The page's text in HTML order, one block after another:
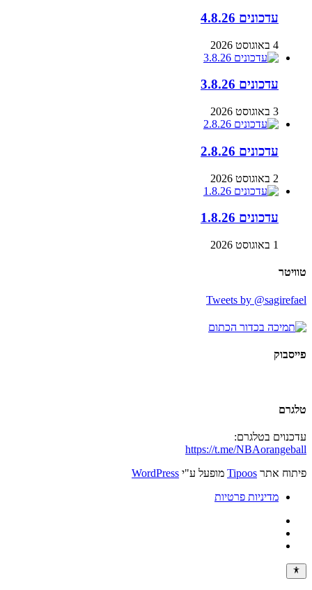
עדכונים 4.8.26
4 באוגוסט 2026
עדכונים 3.8.26
3 באוגוסט 2026
עדכונים 2.8.26
2 באוגוסט 2026
עדכונים 1.8.26
1 באוגוסט 2026
טוויטר
Tweets by @sagirefael
פייסבוק
טלגרם
עדכנוים בטלגרם:
https://t.me/NBAorangeball
פיתוח אתר Tipoos מופעל ע"י WordPress
מדיניות פרטיות